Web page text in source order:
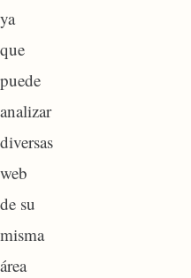
ya
que
puede
analizar
diversas
web
de su
misma
área